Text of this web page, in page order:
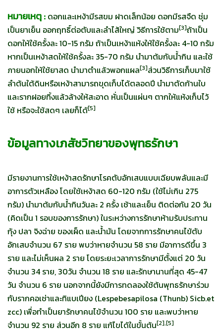
หมายเหตุ : ดอกและเหง้ามีรสขม ฝาดเล็กน้อย ดอกมีรสจืด ชุ่ม
เป็นยาเย็น ออกฤทธิ์ต่อตับและลำไส้ใหญ่ วิธีการใช้ตาม[3]ถ้าเป็น
ดอกให้ใช้ครั้งละ 10-15 กรัม ถ้าเป็นเหง้าแห้งให้ใช้ครั้งละ 4-10 กรัม
หากเป็นเหง้าสดให้ใช้ครั้งละ 35-70 กรัม นำมาต้มกับน้ำกิน และใช้
ภายนอกให้ใช้ยาสด นำมาตำแล้วพอกแผล[3]ส่วนวิธีการเก็บมาใช้
ลำต้นใต้ดินหรือเหง้าสามารถขุดเก็บได้ตลอดปี นำมาตัดก้านใบ
และรากฝอยทิ้งแล้วล้างให้สะอาด หั่นเป็นแผ่นๆ ตากให้แห้งเก็บไว้
ใช้ หรือจะใช้สดๆ เลยก็ได้[5]
ข้อมูลทางเภสัชวิทยาของพุทธรักษา
มีรายงานการใช้เหง้าสดรักษาโรคตับอักเสบแบบเฉียบพลันและมี
อาการตัวเหลือง โดยใช้เหง้าสด 60-120 กรัม (ใช้ไม่เกิน 275
กรัม) นำมาต้มกับน้ำกินวันละ 2 ครั้ง เช้าและเย็น ติดต่อกัน 20 วัน
(คิดเป็น 1 รอบของการรักษา) ในระหว่างการรักษาห้ามรับประทาน
กุ้ง ปลา จิงฉ่าย ของเผ็ด และน้ำมัน โดยจากการรักษาคนไข้ตับ
อักเสบจำนวน 67 ราย พบว่าหายจำนวน 58 ราย มีอาการดีขึ้น 3
ราย และไม่เห็นผล 2 ราย โดยระยะเวลาการรักษามีตั้งแต่ 20 วัน
จำนวน 34 ราย, 30วัน จำนวน 18 ราย และรักษานานที่สุด 45-47
วัน จำนวน 6 ราย นอกจากนี้ยังมีการทดลองใช้ต้นพุทธรักษาร่วม
กับรากคอเช่าและทิแบเปียง (Lespebesapilosa (Thunb) Sicb.et
zcc) เพื่อทำเป็นยารักษาคนไข้จำนวน 100 ราย และพบว่าหาย
จำนวน 92 ราย ส่วนอีก 8 ราย แก้ไขได้ในขั้นต้น[2],[5]